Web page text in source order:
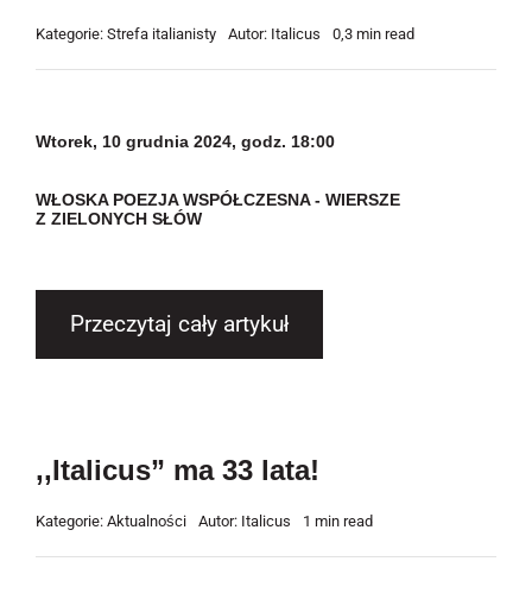
Kategorie: Strefa italianisty Autor: Italicus 0,3 min read
Wtorek, 10 grudnia 2024, godz. 18:00
WŁOSKA POEZJA WSPÓŁCZESNA - WIERSZE
Z ZIELONYCH SŁÓW
Przeczytaj cały artykuł
,,Italicus” ma 33 lata!
Kategorie: Aktualności Autor: Italicus 1 min read